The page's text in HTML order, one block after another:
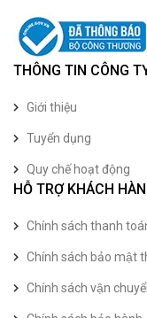
THÔNG TIN CÔNG
Giới thiệu
Tuyển dụng
Quy chế hoạt động
HỖ TRỢ KHÁCH
Chính sách thanh
Chính sách bảo mật
Chính sách vận